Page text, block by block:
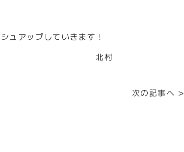
ュアップしていきます！
次の記事へ >